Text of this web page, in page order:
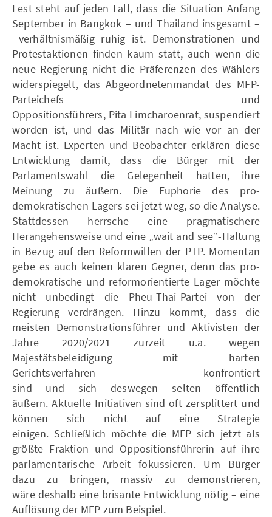
Fest steht auf jeden Fall, dass die Situation Anfang
September in Bangkok – und Thailand insgesamt –
verhältnismäßig ruhig ist. Demonstrationen und
Protestaktionen finden kaum statt, auch wenn die
neue Regierung nicht die Präferenzen des Wählers
widerspiegelt, das Abgeordnetenmandat des MFP-
Parteichefs und
Oppositionsführers, Pita Limcharoenrat, suspendiert
worden ist, und das Militär nach wie vor an der
Macht ist. Experten und Beobachter erklären diese
Entwicklung damit, dass die Bürger mit der
Parlamentswahl die Gelegenheit hatten, ihre
Meinung zu äußern. Die Euphorie des pro-
demokratischen Lagers sei jetzt weg, so die Analyse.
Stattdessen herrsche eine pragmatischere
Herangehensweise und eine „wait and see“-Haltung
in Bezug auf den Reformwillen der PTP. Momentan
gebe es auch keinen klaren Gegner, denn das pro-
demokratische und reformorientierte Lager möchte
nicht unbedingt die Pheu-Thai-Partei von der
Regierung verdrängen. Hinzu kommt, dass die
meisten Demonstrationsführer und Aktivisten der
Jahre 2020/2021 zurzeit u.a. wegen
Majestätsbeleidigung mit harten
Gerichtsverfahren konfrontiert
sind und sich deswegen selten öffentlich
äußern. Aktuelle Initiativen sind oft zersplittert und
können sich nicht auf eine Strategie
einigen. Schließlich möchte die MFP sich jetzt als
größte Fraktion und Oppositionsführerin auf ihre
parlamentarische Arbeit fokussieren. Um Bürger
dazu zu bringen, massiv zu demonstrieren,
wäre deshalb eine brisante Entwicklung nötig – eine
Auflösung der MFP zum Beispiel.